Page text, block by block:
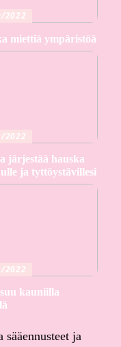
2022
miettiä ympäristöä
2022
järjestää hauska
ja tyttöystävillesi
2022
kauniilla
sääennusteet ja